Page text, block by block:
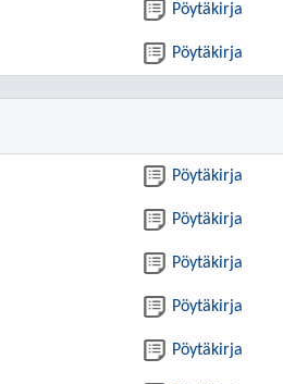
Pöytäkirja
Pöytäkirja
Pöytäkirja
Pöytäkirja
Pöytäkirja
Pöytäkirja
Pöytäkirja